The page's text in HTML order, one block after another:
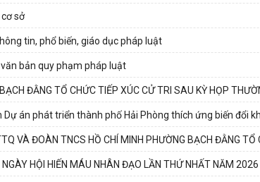
sở
tin, phổ biến, giáo dục pháp luật
bản quy phạm pháp luật
ĐẰNG TỔ CHỨC TIẾP XÚC CỬ TRI SAU KỲ HỌP
án phát triển thành phố Hải Phòng thích ứng biến đổi
VÀ ĐOÀN TNCS HỒ CHÍ MINH PHƯỜNG BẠCH ĐẰNG TỔ
HỘI HIẾN MÁU NHÂN ĐẠO LẦN THỨ NHẤT NĂM 2026